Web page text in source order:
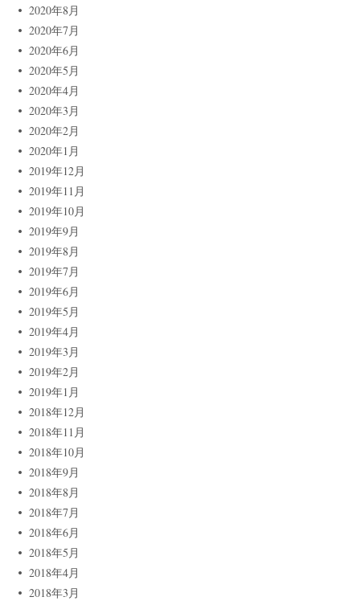
2020年8月
2020年7月
2020年6月
2020年5月
2020年4月
2020年3月
2020年2月
2020年1月
2019年12月
2019年11月
2019年10月
2019年9月
2019年8月
2019年7月
2019年6月
2019年5月
2019年4月
2019年3月
2019年2月
2019年1月
2018年12月
2018年11月
2018年10月
2018年9月
2018年8月
2018年7月
2018年6月
2018年5月
2018年4月
2018年3月